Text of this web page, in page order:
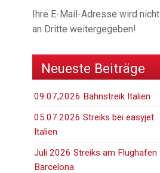
Ihre E-Mail-Adresse wird nicht
an Dritte weitergegeben!
Neueste Beiträge
09.07,2026 Bahnstreik Italien
05.07.2026 Streiks bei easyjet
Italien
Juli 2026 Streiks am Flughafen
Barcelona